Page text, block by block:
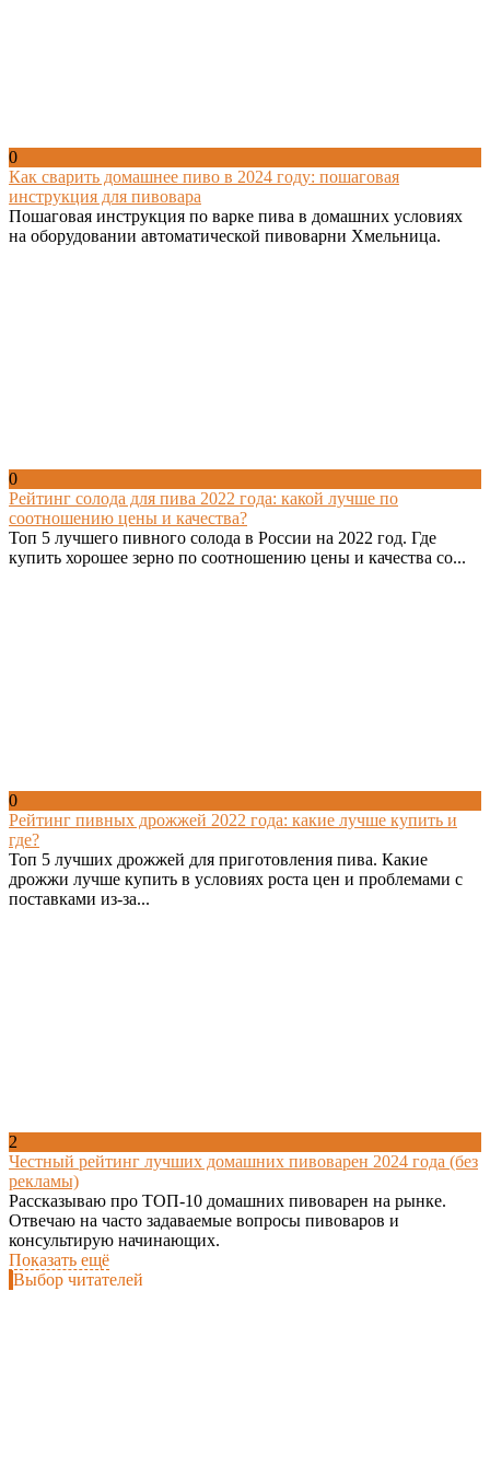
0
Как сварить домашнее пиво в 2024 году: пошаговая
инструкция для пивовара
Пошаговая инструкция по варке пива в домашних условиях
на оборудовании автоматической пивоварни Хмельница.
0
Рейтинг солода для пива 2022 года: какой лучше по
соотношению цены и качества?
Топ 5 лучшего пивного солода в России на 2022 год. Где
купить хорошее зерно по соотношению цены и качества со...
0
Рейтинг пивных дрожжей 2022 года: какие лучше купить и
где?
Топ 5 лучших дрожжей для приготовления пива. Какие
дрожжи лучше купить в условиях роста цен и проблемами с
поставками из-за...
2
Честный рейтинг лучших домашних пивоварен 2024 года (без
рекламы)
Рассказываю про ТОП-10 домашних пивоварен на рынке.
Отвечаю на часто задаваемые вопросы пивоваров и
консультирую начинающих.
Показать ещё
Выбор читателей